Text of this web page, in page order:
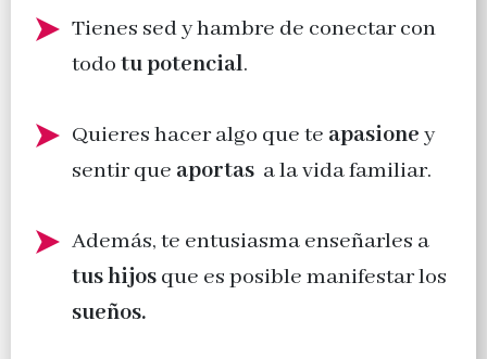
Tienes sed y hambre de conectar con
todo tu potencial.
Quieres hacer algo que te apasione y
sentir que aportas a la vida familiar.
Además, te entusiasma enseñarles a
tus hijos que es posible manifestar los
sueños.